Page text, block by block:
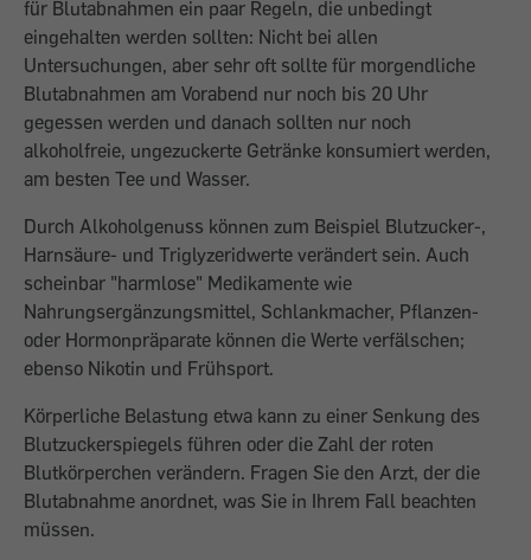
für Blutabnahmen ein paar Regeln, die unbedingt
eingehalten werden sollten: Nicht bei allen
Untersuchungen, aber sehr oft sollte für morgendliche
Blutabnahmen am Vorabend nur noch bis 20 Uhr
gegessen werden und danach sollten nur noch
alkoholfreie, ungezuckerte Getränke konsumiert werden,
am besten Tee und Wasser.
Durch Alkoholgenuss können zum Beispiel Blutzucker-,
Harnsäure- und Triglyzeridwerte verändert sein. Auch
scheinbar "harmlose" Medikamente wie
Nahrungsergänzungsmittel, Schlankmacher, Pflanzen-
oder Hormonpräparate können die Werte verfälschen;
ebenso Nikotin und Frühsport.
Körperliche Belastung etwa kann zu einer Senkung des
Blutzuckerspiegels führen oder die Zahl der roten
Blutkörperchen verändern. Fragen Sie den Arzt, der die
Blutabnahme anordnet, was Sie in Ihrem Fall beachten
müssen.